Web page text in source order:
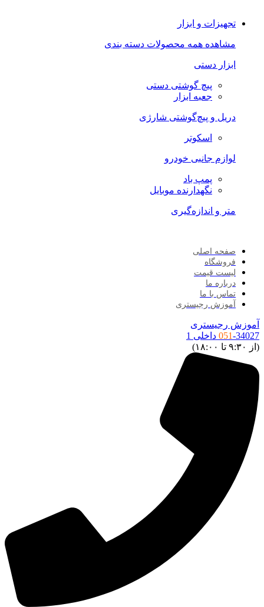
تجهیزات و ابزار
مشاهده همه محصولات دسته بندی
ابزار دستی
پیچ گوشتی دستی
جعبه ابزار
دریل و پیچ‌گوشتی شارژی
اسکوتر
لوازم جانبی خودرو
پمپ باد
نگهدارنده موبایل
متر و اندازه‌گیری
صفحه اصلی
فروشگاه
لیست قیمت
درباره ما
تماس با ما
آموزش رجیستری
رجیستری
051داخلی 1
تا ۱۸:۰۰)